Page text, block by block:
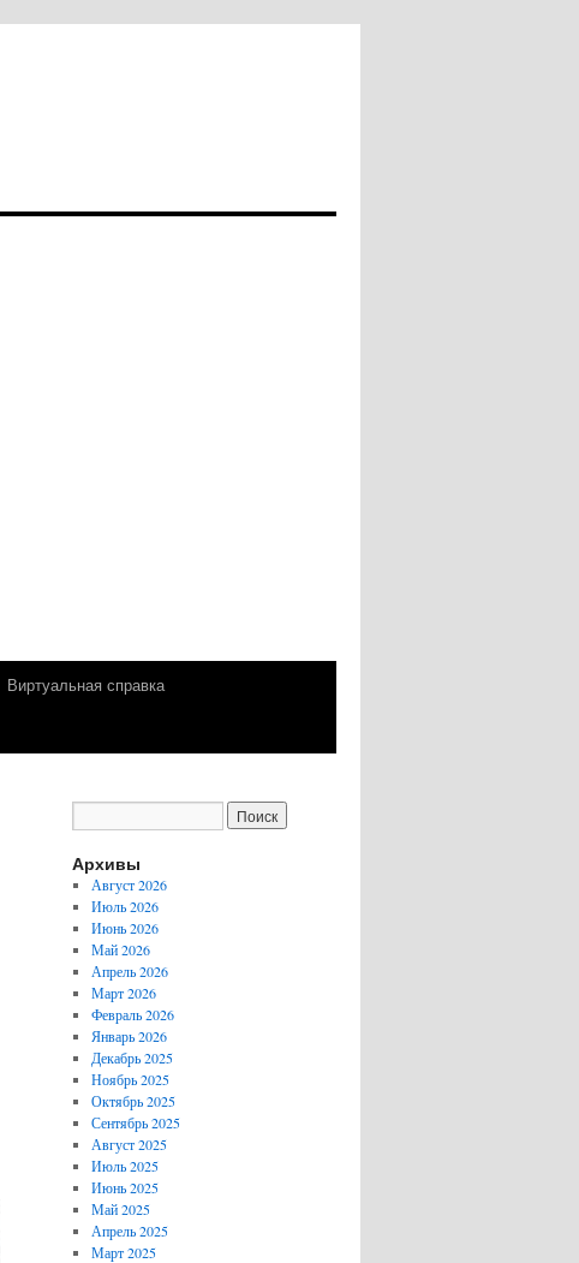
Виртуальная справка
Архивы
Август 2026
Июль 2026
Июнь 2026
Май 2026
Апрель 2026
Март 2026
Февраль 2026
Январь 2026
Декабрь 2025
Ноябрь 2025
Октябрь 2025
Сентябрь 2025
Август 2025
Июль 2025
Июнь 2025
Май 2025
Апрель 2025
Март 2025